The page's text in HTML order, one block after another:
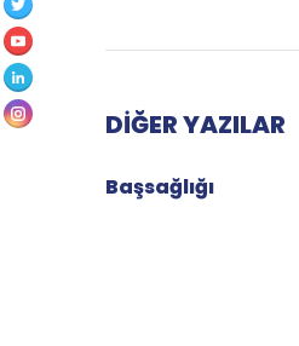
DIĞER YAZILAR
Başsağlığı